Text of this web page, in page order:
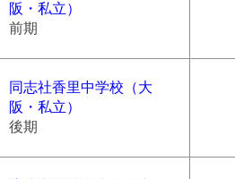
阪・私立）
前期
同志社香里中学校（大
阪・私立）
後期